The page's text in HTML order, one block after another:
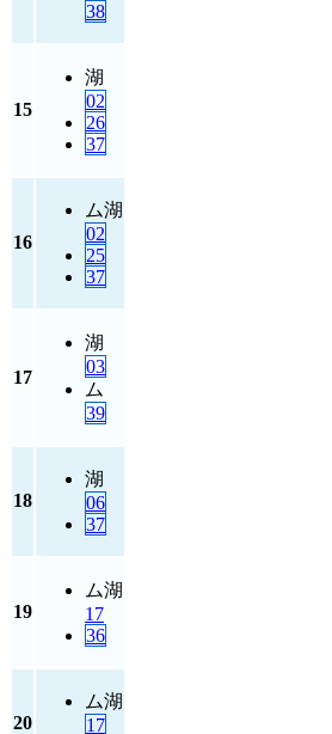
38
15
湖
02
26
37
16
ム湖
02
25
37
17
湖
03
ム
39
18
湖
06
37
19
ム湖
17
36
20
ム湖
17